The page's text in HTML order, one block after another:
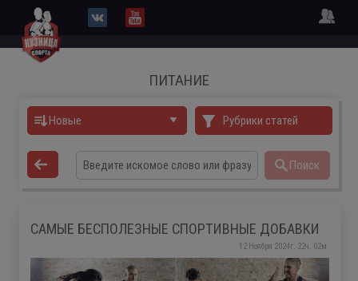
ПИТАНИЕ
Новые Рубрики статей
Поиск
САМЫЕ БЕСПОЛЕЗНЫЕ СПОРТИВНЫЕ ДОБАВКИ
12 Ноября 2024г. 22ч. 02м.